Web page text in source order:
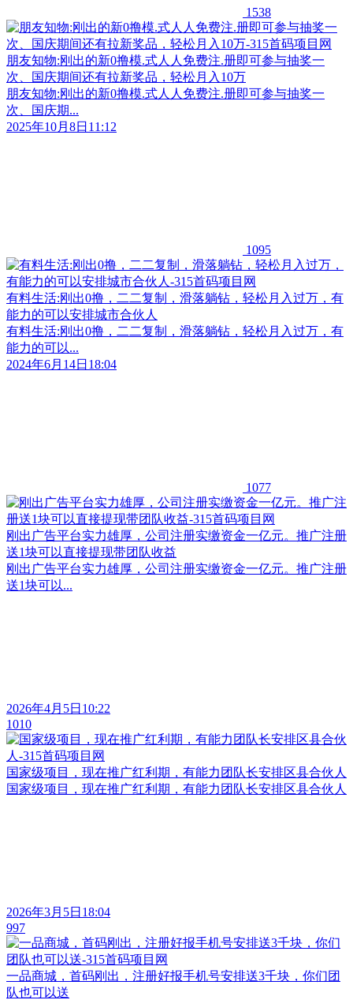
1538
朋友知物:刚出的新0撸模.式人人免费注.册️即可参与抽奖一
次、国庆期间还有拉新奖品，轻松月入10万
朋友知物:刚出的新0撸模.式人人免费注.册️即可参与抽奖一
次、国庆期...
2025年10月8日11:12
1095
有料生活:刚出0撸，二二复制，滑落躺钻，轻松月入过万，有
能力的可以安排城市合伙人
有料生活:刚出0撸，二二复制，滑落躺钻，轻松月入过万，有
能力的可以...
2024年6月14日18:04
1077
刚出广告平台实力雄厚，公司注册实缴资金一亿元。推广注册
送1块可以直接提现带团队收益
刚出广告平台实力雄厚，公司注册实缴资金一亿元。推广注册
送1块可以...
2026年4月5日10:22
1010
国家级项目，现在推广红利期，有能力团队长安排区县合伙人
国家级项目，现在推广红利期，有能力团队长安排区县合伙人
2026年3月5日18:04
997
一品商城，首码刚出，注册好报手机号安排送3千块，你们团
队也可以送